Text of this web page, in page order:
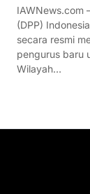
IAWNews.com
(DPP)
secara resmi
pengurus baru
Wilayah…